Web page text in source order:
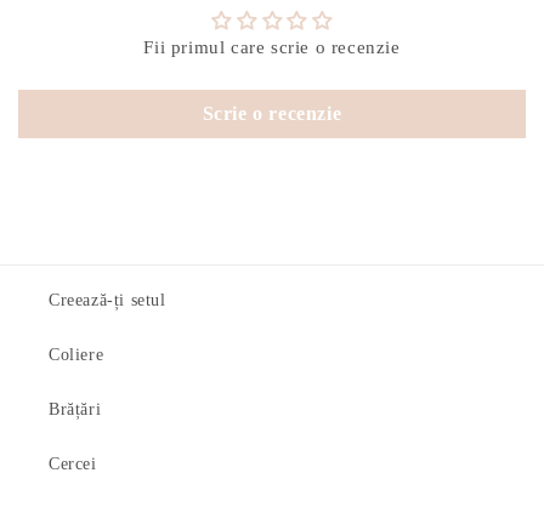
Fii primul care scrie o recenzie
Scrie o recenzie
Creează-ți setul
Coliere
Brățări
Cercei